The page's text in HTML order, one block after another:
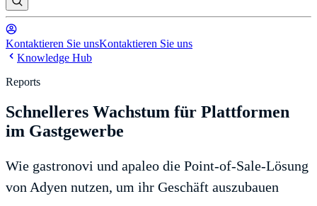
Kontaktieren Sie unsKontaktieren Sie uns
Knowledge Hub
Reports
Schnelleres Wachstum für Plattformen
im Gastgewerbe
Wie gastronovi und apaleo die Point-of-Sale-Lösung
von Adyen nutzen, um ihr Geschäft auszubauen